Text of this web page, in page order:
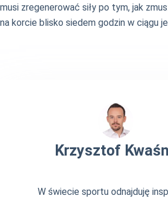
musi zregenerować siły po tym, jak
na korcie blisko siedem godzin w ciągu
Krzysztof
W świecie sportu odnajduję